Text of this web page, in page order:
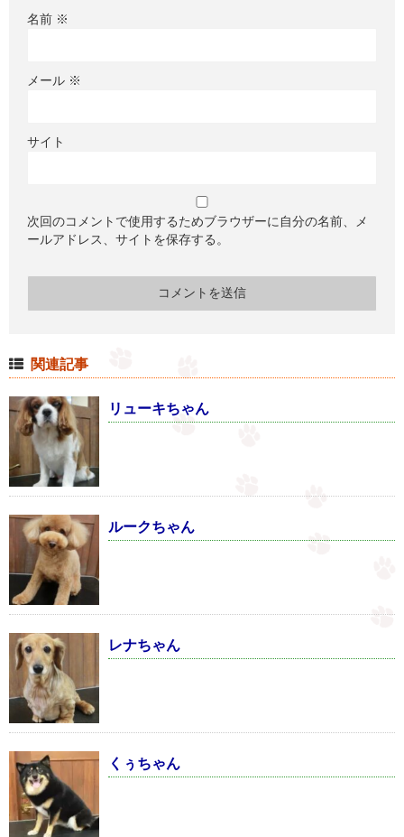
名前 ※
メール ※
サイト
次回のコメントで使用するためブラウザーに自分の名前、メ
ールアドレス、サイトを保存する。
関連記事
リューキちゃん
ルークちゃん
レナちゃん
くぅちゃん